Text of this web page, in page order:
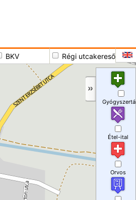
BKV Régi utcakereső
Étel-ital
Orvos